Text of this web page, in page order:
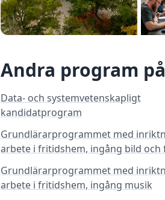
Andra program på
Data- och systemvetenskapligt
kandidatprogram
Grundlärarprogrammet med
arbete i fritidshem, ingång bild och
Grundlärarprogrammet med
arbete i fritidshem, ingång musik